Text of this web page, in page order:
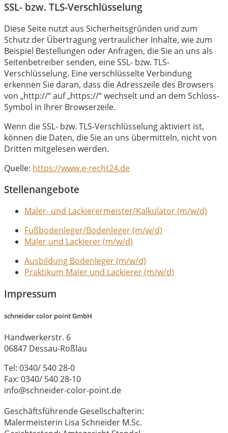
SSL- bzw. TLS-Verschlüsselung
Diese Seite nutzt aus Sicherheitsgründen und zum
Schutz der Übertragung vertraulicher Inhalte, wie zum
Beispiel Bestellungen oder Anfragen, die Sie an uns als
Seitenbetreiber senden, eine SSL- bzw. TLS-
Verschlüsselung. Eine verschlüsselte Verbindung
erkennen Sie daran, dass die Adresszeile des Browsers
von „http://“ auf „https://“ wechselt und an dem Schloss-
Symbol in Ihrer Browserzeile.
Wenn die SSL- bzw. TLS-Verschlüsselung aktiviert ist,
können die Daten, die Sie an uns übermitteln, nicht von
Dritten mitgelesen werden.
Quelle: https://www.e-recht24.de
Stellenangebote
Maler- und Lackierermeister/Kalkulator (m/w/d)
Fußbodenleger/Bodenleger (m/w/d)
Maler und Lackierer (m/w/d)
Ausbildung Bodenleger (m/w/d)
Praktikum Maler und Lackierer (m/w/d)
Impressum
schneider color point GmbH
Handwerkerstr. 6
06847 Dessau-Roßlau
Tel: 0340/ 540 28-0
Fax: 0340/ 540 28-10
info@schneider-color-point.de
Geschäftsführende Gesellschafterin:
Malermeisterin Lisa Schneider M.Sc.